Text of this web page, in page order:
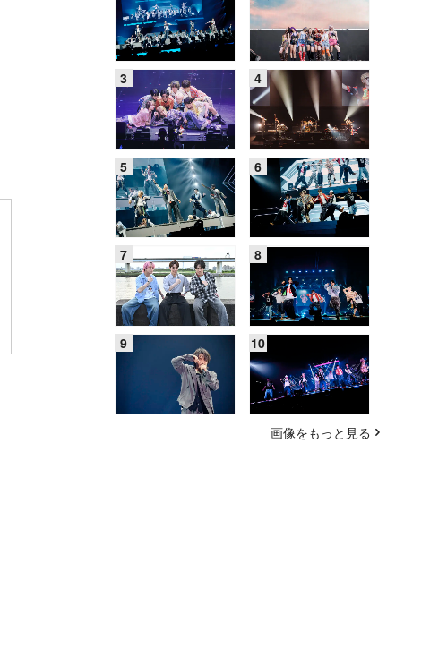
画像をもっと見る